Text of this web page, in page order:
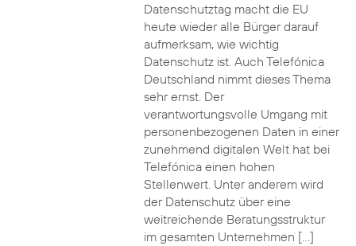
Datenschutztag macht die EU
heute wieder alle Bürger darauf
aufmerksam, wie wichtig
Datenschutz ist. Auch Telefónica
Deutschland nimmt dieses Thema
sehr ernst. Der
verantwortungsvolle Umgang mit
personenbezogenen Daten in einer
zunehmend digitalen Welt hat bei
Telefónica einen hohen
Stellenwert. Unter anderem wird
der Datenschutz über eine
weitreichende Beratungsstruktur
im gesamten Unternehmen […]